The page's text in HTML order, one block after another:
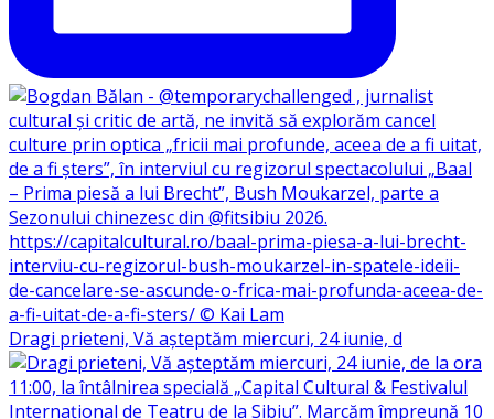
Dragi prieteni, Vă așteptăm miercuri, 24 iunie, d